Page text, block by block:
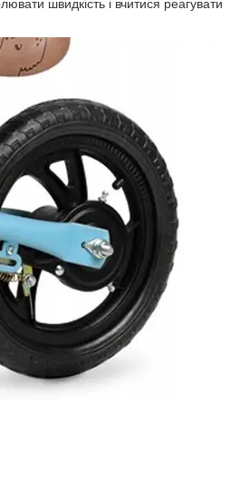
швидкість і вчитися реагувати